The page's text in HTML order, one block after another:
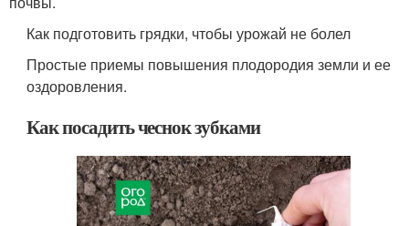
Как подготовить грядки, чтобы урожай не болел
Простые приемы повышения плодородия земли и ее
оздоровления.
Как посадить чеснок зубками